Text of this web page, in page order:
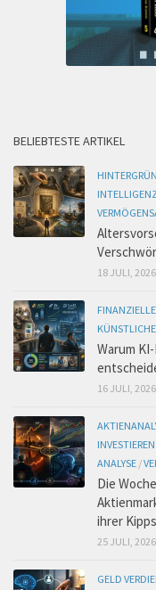
BELIEBTESTE ARTIKEL
18 JULI, 2026
Warum
16 JULI, 2026
INVESTIEREN
ANALYSE /
Die
ihrer
25 JULI, 2026
GELD